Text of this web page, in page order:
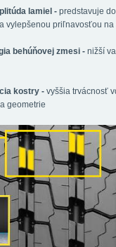
lamiel - predstavuje
vylepšenou priľnavosťou na
behúňovej zmesi - nižší
kostry - vyššia trvácnosť
geometrie